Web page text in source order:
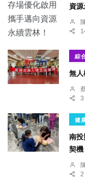
資源
綜
無人
3
健
南
契機
2